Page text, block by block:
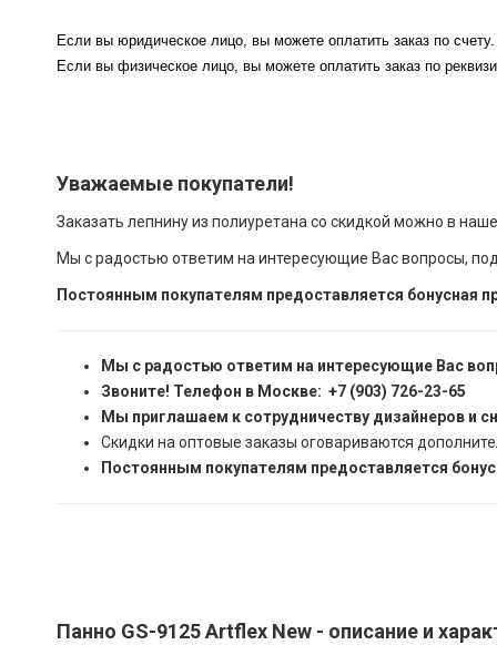
Если вы юридическое лицо, вы можете оплатить заказ по счету.
Если вы физическое лицо, вы можете оплатить заказ по
Уважаемые покупатели!
Заказать лепнину из полиуретана со скидкой можно в
Мы с радостью ответим на интересующие Вас вопросы,
Постоянным покупателям предоставляется бонусная
Мы с радостью ответим на интересующие Вас
Звоните! Телефон в Москве: +7 (903) 726-23-65
Мы приглашаем к сотрудничеству дизайнеров и
Скидки на оптовые заказы оговариваются
Постоянным покупателям предоставляется
Панно GS-9125 Artflex New - описание и